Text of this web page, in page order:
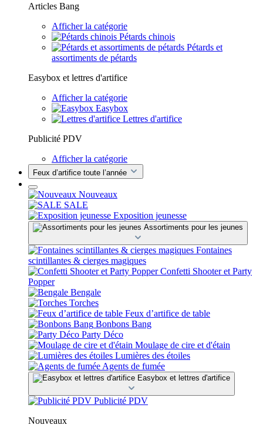
Articles Bang
Afficher la catégorie
Pétards chinois
Pétards et
assortiments de pétards
Easybox et lettres d'artifice
Afficher la catégorie
Easybox
Lettres d'artifice
Publicité PDV
Afficher la catégorie
Feux d’artifice toute l’année
Nouveaux
SALE
Exposition jeunesse
Assortiments pour les jeunes
Fontaines
scintillantes & cierges magiques
Confetti Shooter et Party
Popper
Bengale
Torches
Feux d’artifice de table
Bonbons Bang
Party Déco
Moulage de cire et d'étain
Lumières des étoiles
Agents de fumée
Easybox et lettres d'artifice
Publicité PDV
Nouveaux